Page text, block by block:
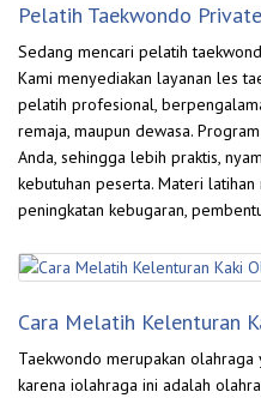
Pelatih Taekwondo
Sedang mencari pelatih
Kami menyediakan layanan les
pelatih profesional,
remaja, maupun dewasa.
Anda, sehingga lebih praktis,
kebutuhan peserta. Materi
peningkatan kebugaran,
Cara Melatih Kelenturan
Taekwondo merupakan olahraga
karena iolahraga ini adalah